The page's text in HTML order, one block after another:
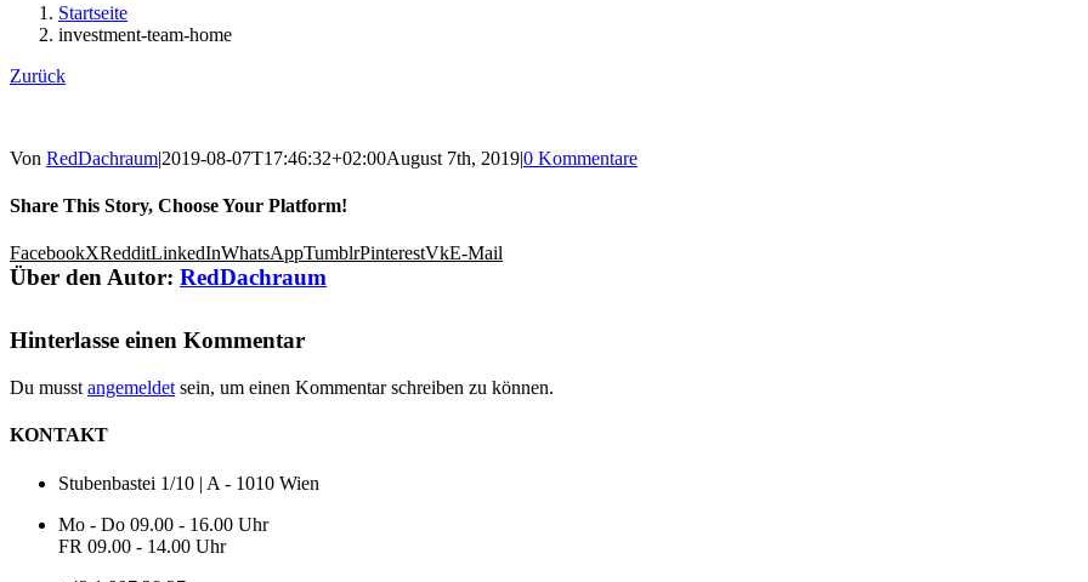
Startseite
investment-team-home
Zurück
Von RedDachraum|2019-08-07T17:46:32+02:00August 7th, 2019|0 Kommentare
Share This Story, Choose Your Platform!
FacebookXRedditLinkedInWhatsAppTumblrPinterestVkE-Mail
Über den Autor: RedDachraum
Hinterlasse einen Kommentar
Du musst angemeldet sein, um einen Kommentar schreiben zu können.
KONTAKT
Stubenbastei 1/10 | A - 1010 Wien
Mo - Do 09.00 - 16.00 Uhr
FR 09.00 - 14.00 Uhr